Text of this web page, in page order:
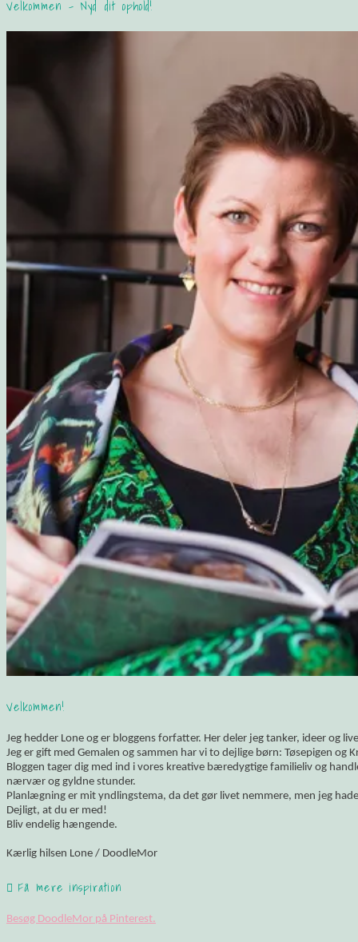
Velkommen – Nyd dit ophold!
Velkommen!
Jeg hedder Lone og er bloggens forfatter. Her deler jeg tanker, ideer og
Jeg er gift med Gemalen og sammen har vi to dejlige børn: Tøsepigen og
Bloggen tager dig med ind i vores kreative bæredygtige familieliv og
nærvær og gyldne stunder.
Planlægning er mit yndlingstema, da det gør livet nemmere, men jeg
Dejligt, at du er med!
Bliv endelig hængende.
Kærlig hilsen Lone / DoodleMor
Få mere inspiration
Besøg DoodleMor på Pinterest.